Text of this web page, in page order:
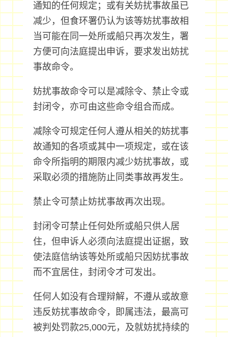
通知的任何规定；或有关妨扰事故虽已
减少，但食环署仍认为该等妨扰事故相
当可能在同一处所或船只再次发生，署
方便可向法庭提出申诉，要求发出妨扰
事故命令。
妨扰事故命令可以是减除令、禁止令或
封闭令，亦可由这些命令组合而成。
减除令可规定任何人遵从相关的妨扰事
故通知的各项或其中一项规定，或在该
命令所指明的期限内减少妨扰事故，或
采取必须的措施防止同类事故再发生。
禁止令可禁止妨扰事故再次出现。
封闭令可禁止任何处所或船只供人居
住，但申诉人必须向法庭提出证据，致
使法庭信纳该等处所或船只因妨扰事故
而不宜居住，封闭令才可发出。
任何人如没有合理辩解，不遵从或故意
违反妨扰事故命令，即属违法，最高可
被判处罚款25,000元，及就妨扰持续的